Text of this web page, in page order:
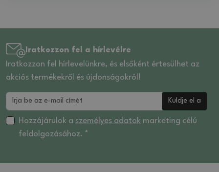
Iratkozzon fel a hírlevélre
Iratkozzon fel hírlevelünkre, és elsőként értesülhet az
akciós termékekről és újdonságokról!
Küldje el a
Hozzájárulok a személyes adatok marketing célú
feldolgozásához. *